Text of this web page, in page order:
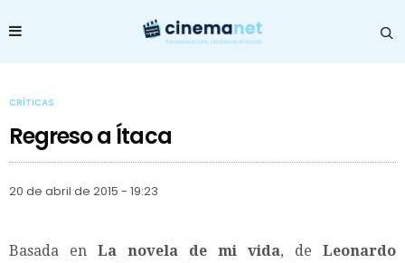
CRÍTICAS
Regreso a Ítaca
20 de abril de 2015 - 19:23
Basada en La novela de mi vida, de Leonardo